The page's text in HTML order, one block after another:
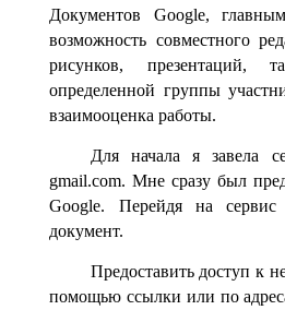
Документов Google,
возможность совместного
рисунков, презентаций,
определенной группы
взаимооценка работы.
Для начала я завела
gmail.com. Мне сразу был
Google. Перейдя на
документ.
Предоставить доступ к
помощью ссылки или по